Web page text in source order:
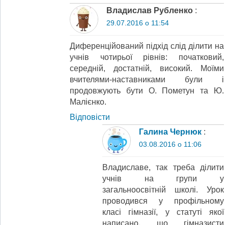
Владислав Рубленко :
29.07.2016 о 11:54
Диференційований підхід слід ділити на
учнів чотирьої рівнів: початковий,
середній, достатній, високий. Моїми
вчителями-наставниками були і
продовжують бути О. Пометун та Ю.
Малієнко.
Відповіcти
Галина Чернюк :
03.08.2016 о 11:06
Владиславе, так треба ділити
учнів на групи у
загальноосвітній школі. Урок
проводився у профільному
класі гімназії, у статуті якої
написано, що гімназисти